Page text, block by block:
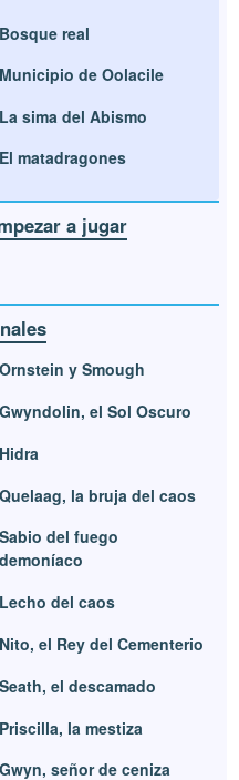
Bosque real
Municipio de Oolacile
La sima del Abismo
El matadragones
a jugar
Ornstein y Smough
Gwyndolin, el Sol Oscuro
Hidra
Quelaag, la bruja del caos
Sabio del fuego
demoníaco
Lecho del caos
Nito, el Rey del Cementerio
Seath, el descamado
Priscilla, la mestiza
Gwyn, señor de ceniza